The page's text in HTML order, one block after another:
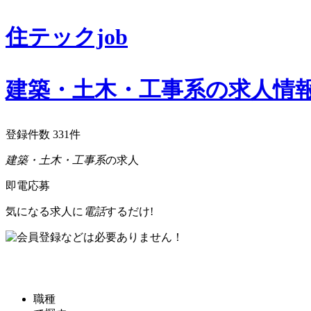
住テックjob
建築・土木・工事系の求人情
登録件数 331件
建築・土木・工事系の求人
即電応募
気になる求人に 電話するだけ!
職種